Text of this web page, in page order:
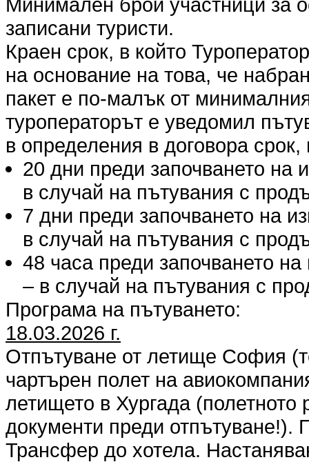
записани туристи.
Краен срок, в който
на основание на това, че
пакет е по-малък от
туроператорът е уведомил
в определения в договора
20 дни преди започването на
в случай на пътувания с
7 дни преди започването на
в случай на пътувания с
48 часа преди започването
– в случай на пътувания с
Програма на пътуването:
18.03.2026 г.
Отпътуване от летище София
чартърен полет на
летището в Хургада
документи преди
Трансфер до хотела.